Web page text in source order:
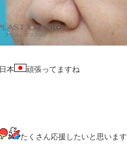
本 頑張ってますね
たくさん応援したいと思います